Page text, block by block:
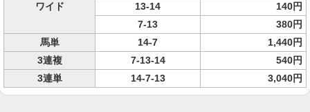
ワイド
13-14
140円
7-13
380円
馬単
14-7
1,440円
3連複
7-13-14
540円
3連単
14-7-13 3,040円